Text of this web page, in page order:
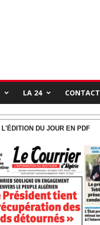
LA 24 CONTACT
L'ÉDITION DU JOUR EN PDF